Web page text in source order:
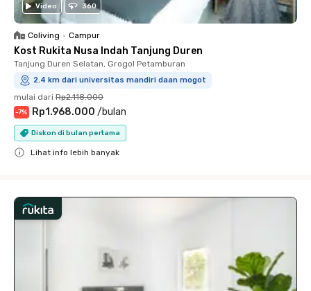
Video 360
Coliving • Campur
Kost Rukita Nusa Indah Tanjung Duren
Tanjung Duren Selatan, Grogol Petamburan
2.4 km dari universitas mandiri daan mogot
mulai dari Rp2.118.000
-7% Rp1.968.000 /bulan
Diskon di bulan pertama
Lihat info lebih banyak